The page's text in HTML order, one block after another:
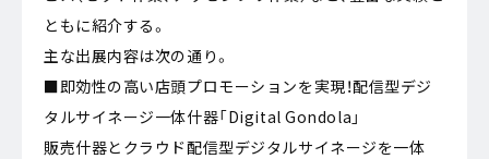
ともに紹介する。
主な出展内容は次の通り。
■即効性の高い店頭プロモーションを実現！配信型デジ
タルサイネージ一体什器「Digital Gondola」
販売什器とクラウド配信型デジタルサイネージを一体